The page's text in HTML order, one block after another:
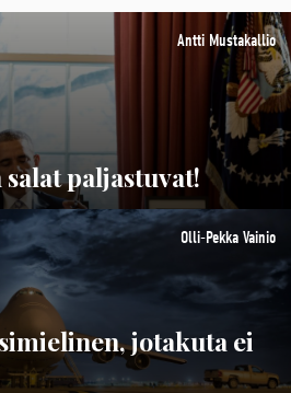
Antti Mustakallio
paljastuvat!
Olli-Pekka Vainio
jotakuta ei